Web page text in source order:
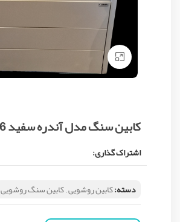
Click to enlarge
کابین سنگ مدل آندره سفید 46×25
اشتراک گذاری:
دسته:کابین روشویی,کابین سنگ روشویی